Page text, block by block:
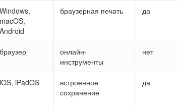
Windows,
macOS,
Android
браузерная печать да
браузер
онлайн-
инструменты
нет
iOS, iPadOS
встроенное
сохранение
да